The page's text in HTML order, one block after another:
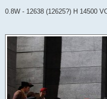
0.8W - 12638 (12625?) H 14500